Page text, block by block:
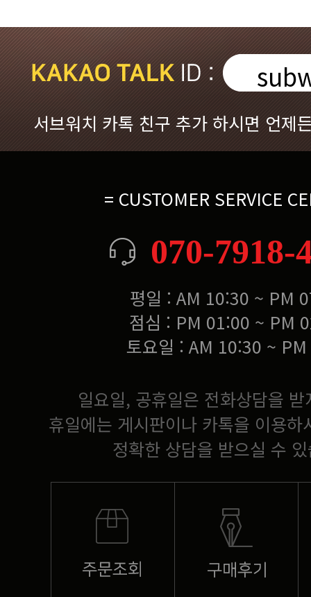
서브워치 카톡 친구 추가 하시면 언제
= CUSTOMER SERVICE
070-7918-
평일 : AM 10:30 ~ PM
점심 : PM 01:00 ~ PM
토요일 : AM 10:30 ~
일요일, 공휴일은 전화상담을
휴일에는 게시판이나 카톡을 이용하
정확한 상담을 받으실 수